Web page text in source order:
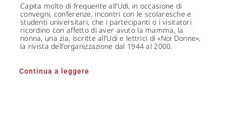
Capita molto di frequente all’Udi, in occasione di
convegni, conferenze, incontri con le scolaresche e
studenti universitari, che i partecipanti o i visitatori
ricordino con affetto di aver avuto la mamma, la
nonna, una zia, iscritte all’Udi e lettrici di «Noi Donne»,
la rivista dell’organizzazione dal 1944 al 2000.
Continua a leggere